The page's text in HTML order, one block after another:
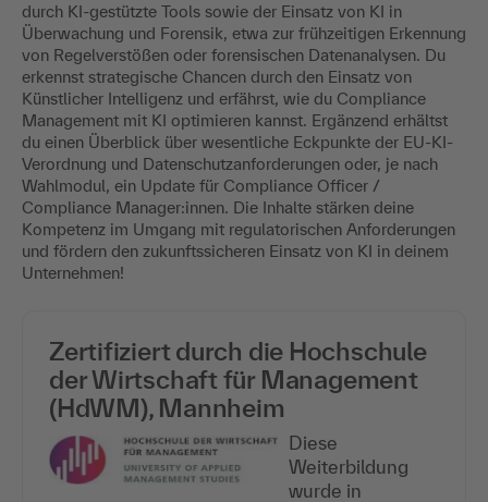
durch KI-gestützte Tools sowie der Einsatz von KI in
Überwachung und Forensik, etwa zur frühzeitigen Erkennung
von Regelverstößen oder forensischen Datenanalysen. Du
erkennst strategische Chancen durch den Einsatz von
Künstlicher Intelligenz und erfährst, wie du Compliance
Management mit KI optimieren kannst. Ergänzend erhältst
du einen Überblick über wesentliche Eckpunkte der EU-KI-
Verordnung und Datenschutzanforderungen oder, je nach
Wahlmodul, ein Update für Compliance Officer /
Compliance Manager:innen. Die Inhalte stärken deine
Kompetenz im Umgang mit regulatorischen Anforderungen
und fördern den zukunftssicheren Einsatz von KI in deinem
Unternehmen!
Zertifiziert durch die Hochschule
der Wirtschaft für Management
(HdWM), Mannheim
Diese
Weiterbildung
wurde in